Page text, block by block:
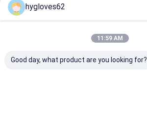
Empfohlene Produkte
hygloves62
11:59 AM
Good day, what product are you looking for?